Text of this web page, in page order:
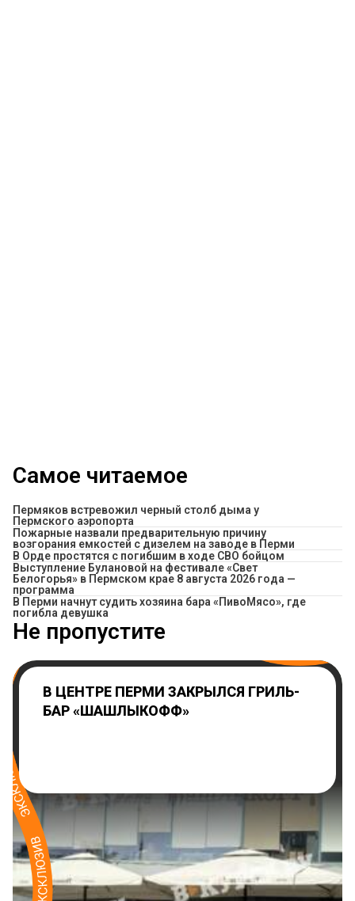
Самое читаемое
Пермяков встревожил черный столб дыма у
Пермского аэропорта
Пожарные назвали предварительную причину
возгорания емкостей с дизелем на заводе в Перми
В Орде простятся с погибшим в ходе СВО бойцом
Выступление Булановой на фестивале «Свет
Белогорья» в Пермском крае 8 августа 2026 года —
программа
​В Перми начнут судить хозяина бара «ПивоМясо», где
погибла девушка
Не пропустите
В ЦЕНТРЕ ПЕРМИ ЗАКРЫЛСЯ ГРИЛЬ-
БАР «ШАШЛЫКОФФ»